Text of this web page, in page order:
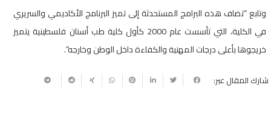
وتابع “تضاف هذه البرامج المستحدثة إلى تميز البرنامج الأكاديمي والسريري
في الكلية، التي تأسست عام 2000 كأول كلية طب أسنان فلسطينية يتميز
خريجوها بأعلى درجات المهنية والكفاءة داخل الوطن وخارجه”.
شارك المقال عبر: